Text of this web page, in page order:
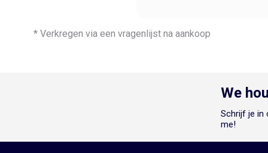
* Verkregen via een vragenlijst na aankoop
We
Schrijf je in
me!